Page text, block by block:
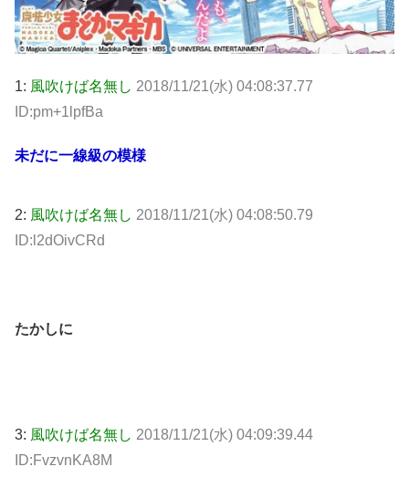
1: 風吹けば名無し 2018/11/21(水) 04:08:37.77
ID:pm+1lpfBa
未だに一線級の模様
2: 風吹けば名無し 2018/11/21(水) 04:08:50.79
ID:l2dOivCRd
たかしに
3: 風吹けば名無し 2018/11/21(水) 04:09:39.44
ID:FvzvnKA8M